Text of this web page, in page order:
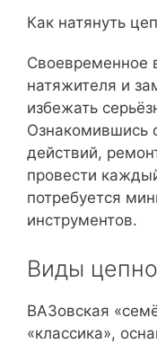
Как натянуть
Своевременное
натяжителя и
избежать
Ознакомившись
действий,
провести
потребуется
инструментов.
Виды
ВАЗовская
«классика»,